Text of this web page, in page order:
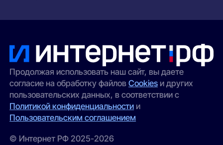
Продолжая использовать наш сайт, вы даете
согласие на обработку файловCookies и других
пользовательских данных, в соответствии с
Политикой конфиденциальности и
Пользовательским соглашением
© Интернет РФ 2025-2026